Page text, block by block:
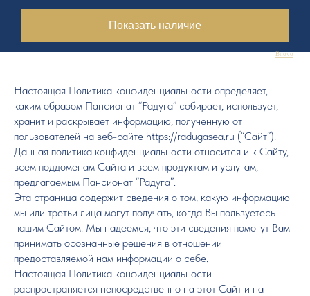
Bnovo
Настоящая Политика конфиденциальности определяет,
каким образом Пансионат “Радуга” собирает, использует,
хранит и раскрывает информацию, полученную от
пользователей на веб-сайте https://radugasea.ru (“Сайт”).
Данная политика конфиденциальности относится и к Сайту,
всем поддоменам Сайта и всем продуктам и услугам,
предлагаемым Пансионат “Радуга”.
Эта страница содержит сведения о том, какую информацию
мы или третьи лица могут получать, когда Вы пользуетесь
нашим Сайтом. Мы надеемся, что эти сведения помогут Вам
принимать осознанные решения в отношении
предоставляемой нам информации о себе.
Настоящая Политика конфиденциальности
распространяется непосредственно на этот Сайт и на